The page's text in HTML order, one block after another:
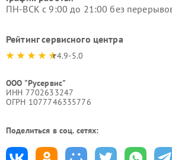
ПН-ВСК с 9:00 до 21:00 без
Рейтинг сервисного центра
4.9-5.0
ООО "Русервис"
ИНН 7702633247
ОГРН 1077746335776
Поделиться в соц. сетях: